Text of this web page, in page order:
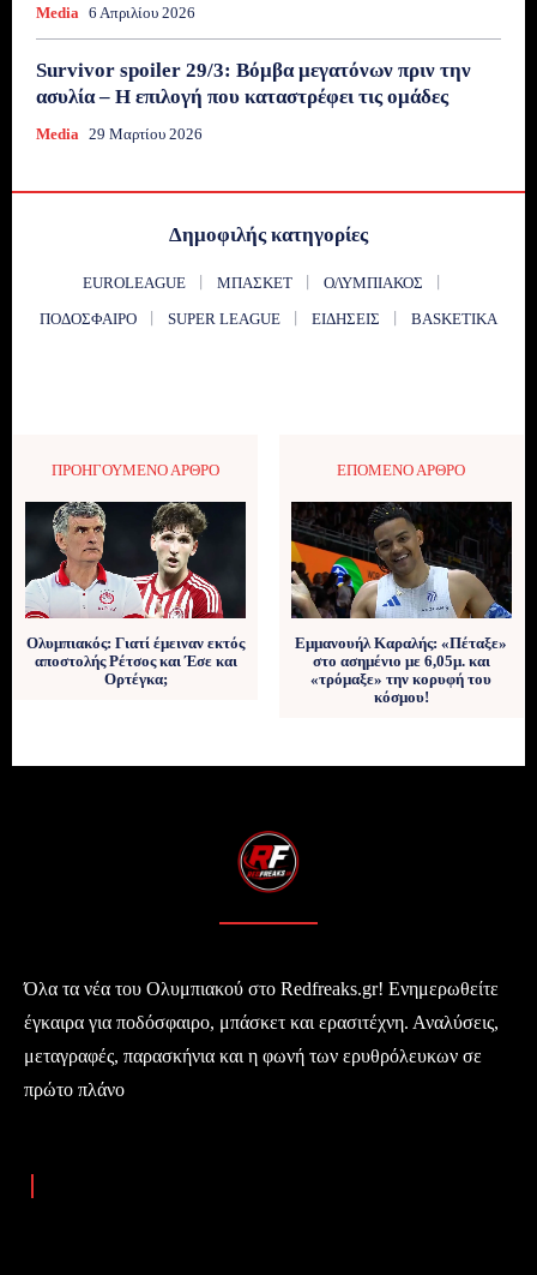
Media 6 Απριλίου 2026
Survivor spoiler 29/3: Βόμβα μεγατόνων πριν την
ασυλία – Η επιλογή που καταστρέφει τις ομάδες
Media 29 Μαρτίου 2026
Δημοφιλής κατηγορίες
EUROLEAGUE ΜΠΆΣΚΕΤ
ΟΛΥΜΠΙΑΚΌΣ
ΠΟΔΌΣΦΑΙΡΟ
SUPER LEAGUE ΕΙΔΉΣΕΙΣ BASKETIKA
ΠΡΟΗΓΟΎΜΕΝΟ ΆΡΘΡΟ
Ολυμπιακός: Γιατί έμειναν εκτός
αποστολής Ρέτσος και Έσε και
Ορτέγκα;
ΕΠΌΜΕΝΟ ΆΡΘΡΟ
Εμμανουήλ Καραλής: «Πέταξε»
στο ασημένιο με 6,05μ. και
«τρόμαξε» την κορυφή του
κόσμου!
Όλα τα νέα του Ολυμπιακού στο Redfreaks.gr! Ενημερωθείτε
έγκαιρα για ποδόσφαιρο, μπάσκετ και ερασιτέχνη. Αναλύσεις,
μεταγραφές, παρασκήνια και η φωνή των ερυθρόλευκων σε
πρώτο πλάνο